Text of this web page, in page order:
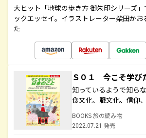
大ヒット「地球の歩き方 御朱印シリーズ
ックエッセイ。イラストレーター柴田かお
た
Ｓ０１ 今こそ学び
知っているようで知ら
食文化、職文化、信仰
BOOKS 旅の読み物
2022.07.21 発売